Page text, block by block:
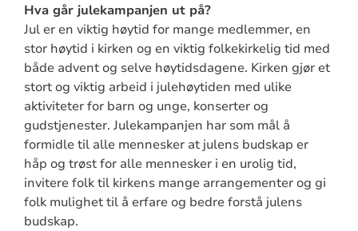
Hva går julekampanjen ut på?
Jul er en viktig høytid for mange medlemmer, en
stor høytid i kirken og en viktig folkekirkelig tid med
både advent og selve høytidsdagene. Kirken gjør et
stort og viktig arbeid i julehøytiden med ulike
aktiviteter for barn og unge, konserter og
gudstjenester. Julekampanjen har som mål å
formidle til alle mennesker at julens budskap er
håp og trøst for alle mennesker i en urolig tid,
invitere folk til kirkens mange arrangementer og gi
folk mulighet til å erfare og bedre forstå julens
budskap.